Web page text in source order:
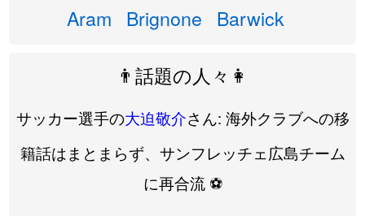
Aram Brignone Barwick
👨話題の人々👩
サッカー選手の大迫敬介さん: 海外クラブへの移
籍話はまとまらず、サンフレッチェ広島チーム
に再合流 ⚽️